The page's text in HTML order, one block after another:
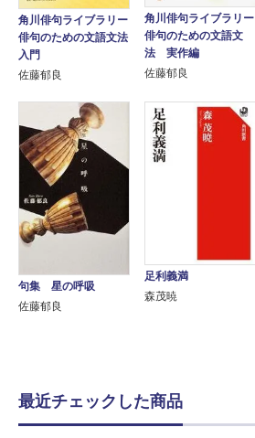
角川俳句ライブラリー
俳句のための文語文法
入門
佐藤郁良
角川俳句ライブラリー
俳句のための文語文
法 実作編
佐藤郁良
句集 星の呼吸
佐藤郁良
足利義満
森茂暁
最近チェックした商品